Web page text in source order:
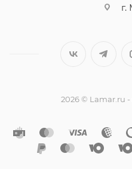
г.
2026 © Lamar.ru